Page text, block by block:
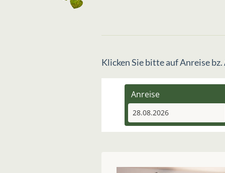
Klicken Sie bitte auf Anreise
Anreise